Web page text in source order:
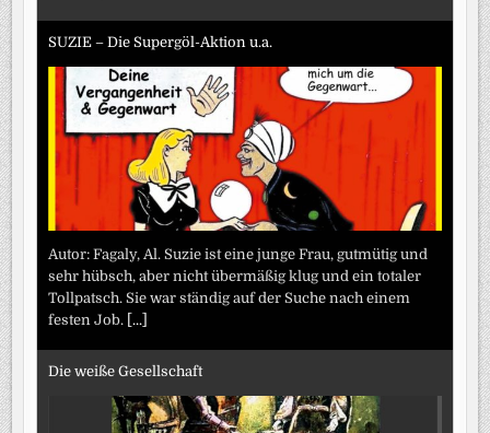
SUZIE – Die Supergöl-Aktion u.a.
Autor: Fagaly, Al. Suzie ist eine junge Frau, gutmütig und
sehr hübsch, aber nicht übermäßig klug und ein totaler
Tollpatsch. Sie war ständig auf der Suche nach einem
festen Job. [...]
Die weiße Gesellschaft